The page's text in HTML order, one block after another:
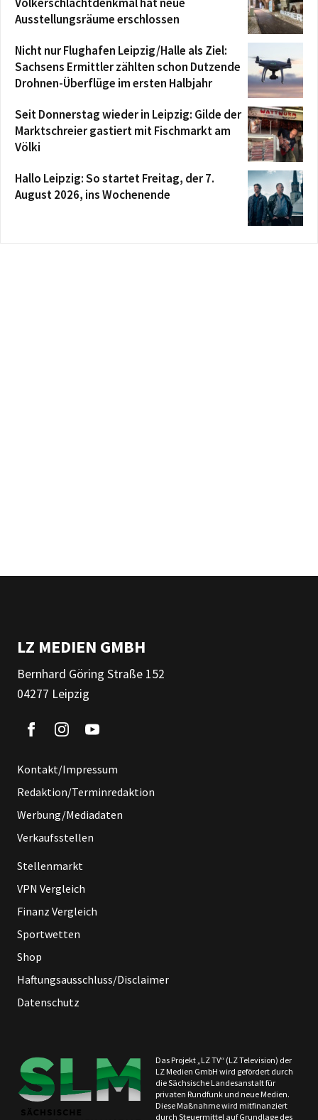
Ausstellungsräume erschlossen
Nicht nur Flughafen Leipzig/Halle als Ziel:
Sachsens Ermittler zählten schon Dutzende
Drohnen-Überflüge im ersten Halbjahr
Seit Donnerstag wieder in Leipzig: Gilde der
Marktschreier gastiert mit Fischmarkt am
Völki
Hallo Leipzig: So startet Freitag, der 7.
August 2026, ins Wochenende
LZ MEDIEN GMBH
Bernhard Göring Straße 152
04277 Leipzig
Kontakt/Impressum
Redaktion/Terminredaktion
Werbung/Mediadaten
Verkaufsstellen
Stellenmarkt
VPN Vergleich
Finanz Vergleich
Sportwetten
Shop
Haftungsausschluss/Disclaimer
Datenschutz
Das Projekt „LZ TV“ (LZ Television) der
LZ Medien GmbH wird gefördert durch
die Sächsische Landesanstalt für
privaten Rundfunk und neue Medien.
Diese Maßnahme wird mitfinanziert
durch Steuermittel auf Grundlage des